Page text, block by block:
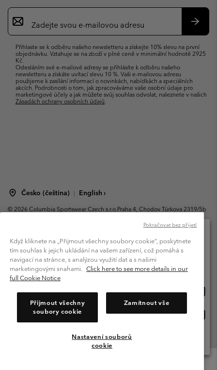
Přihlášení
odběru
mailů
Přihlaste se k odběru našeho newsletteru a získejte 10% slevu na první
objednávku. Vztahuje se na zboží v plné ceně v minimální hodnotě 2925
Kč.
Odesláním své e-mailové adresy se přihlásíte k odběru našeho
newsletteru a získáte uvítací slevu 10 %. Vaši e-mailovou adresu
použijeme k zasílání informací o novinkách, nabídkách a speciálních
akcích. Podrobnosti o tom, jak zpracováváme vaše osobní údaje pro
marketingové účely a jak můžete svůj souhlas odvolat, naleznete v našich
Zásadách ochrany osobních údajů
Česko (čeština) | English ›
© 2026Columbia Sportswear Czech s.r.o.Praha 4, Chodov Türkova 2319/5b
Zásady zpracování osobních údajů
Podmínky používání členství
Podmínky obsahu vytvářeného uživateli
Impresum
Soubory cookie
Prohlášení o daňové strategii
Centrum pomocy: Pon-Pát. 9:00 - 13:00 a 14:00 - 18:00
(+420)228888935
Když kliknete na „Přijmout všechny soubory cookie“, poskytnete
tím souhlas k jejich ukládání na vašem zařízení, což pomáhá s
navigací na stránce, s analýzou využití dat a s našimi
marketingovými snahami. Click here to see more details in our
full Cookie Notice
Přijmout všechny
soubory cookie
Zamítnout vše
Nastavení souborů
cookie
Pokračovat bez přijetí
Vyberte prosím zemi doručení a jazyk
Možnost online nákupu
online
Česká republika
online
Zobrazit Všechny Země